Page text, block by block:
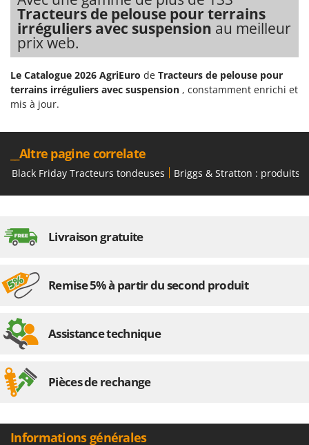
Worx
Y Yard Force
Z
Zanon
Zephir
Zodiac
Zomax
Tracteurs de pelouse pour terrains
irréguliers avec suspension au meilleur
prix web.
Le Catalogue 2026 AgriEuro de Tracteurs de pelouse pour
terrains irréguliers avec suspension , constamment enrichi et
mis à jour.
__Altre pagine correlate
Black Friday Tracteurs tondeuses Briggs & Stratton : produits
Livraison gratuite
Remise 5% à partir du second produit
Assistance technique
Pièces de rechange
Informations générales